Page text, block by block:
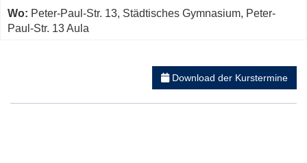
Peter-
Paul-
neuem
Kurs
Wo: Peter-Paul-Str. 13, Städtisches Gymnasium, Peter-
Paul-Str. 13 Aula
Download der Kurstermine